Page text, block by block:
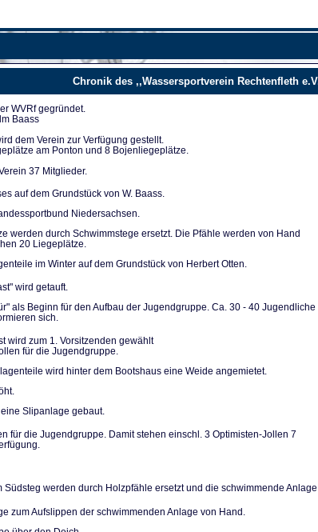
Chronik des ,,Wassersportverein Rechtenfleth
WVRf gegründet.
Baass
dem Verein zur Verfügung ge­stellt.
am Ponton und 8 Bojenliegeplätze.
37 Mitglieder.
auf dem Grundstück von W. Baass.
Niedersachsen.
werden durch Schwimmstege ersetzt. Die Pfähle werden von Hand
20 Lie­geplätze.
im Winter auf dem Grundstück von Herbert Otten.
wird getauft.
als Be­ginn für den Aufbau der Jugendgruppe. Ca. 30 - 40 Ju­gendliche
sich.
wird zum 1. Vorsitzenden gewählt
für die Jugendgruppe.
wird hinter dem Bootshaus eine Weide angemietet.
Slip­anlage gebaut.
für die Jugendgruppe. Damit stehen einschl. 3 Optimi­sten-Jollen 7
Südsteg werden durch Holzpfähle ersetzt und die schwimmende Anlage
zum Aufslippen der schwimmenden Anlage von Hand.